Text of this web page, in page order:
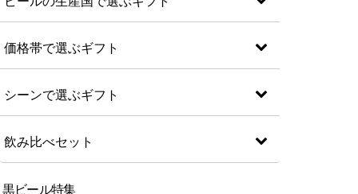
価格帯で選ぶギフト
シーンで選ぶギフト
飲み比べセット
黒ビール特集